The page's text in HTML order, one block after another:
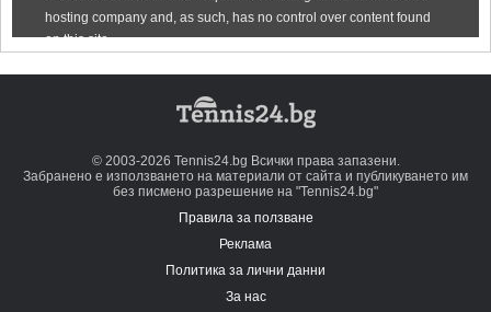
© 2003-2026 Tennis24.bg Всички права запазени.
Забранено е използването на материали от сайта и публикуването им
без писмено разрешение на "Tennis24.bg"
Правила за ползване
Реклама
Политика за лични данни
За нас